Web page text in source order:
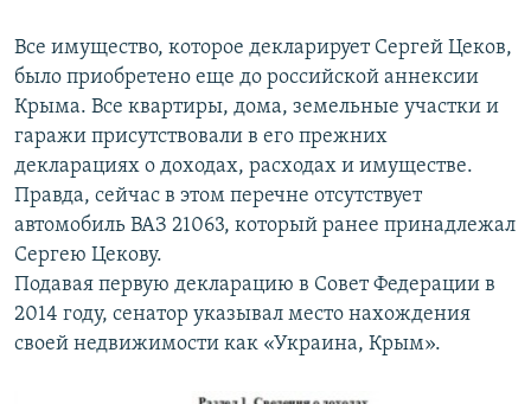
Все имущество, которое декларирует Сергей Цеков,
было приобретено еще до российской аннексии
Крыма. Все квартиры, дома, земельные участки и
гаражи присутствовали в его прежних
декларациях о доходах, расходах и имуществе.
Правда, сейчас в этом перечне отсутствует
автомобиль ВАЗ 21063, который ранее принадлежал
Сергею Цекову.
Подавая первую декларацию в Совет Федерации в
2014 году, сенатор указывал место нахождения
своей недвижимости как «Украина, Крым».